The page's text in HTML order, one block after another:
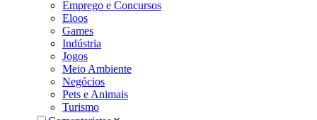
Emprego e Concursos
Eloos
Games
Indústria
Jogos
Meio Ambiente
Negócios
Pets e Animais
Turismo